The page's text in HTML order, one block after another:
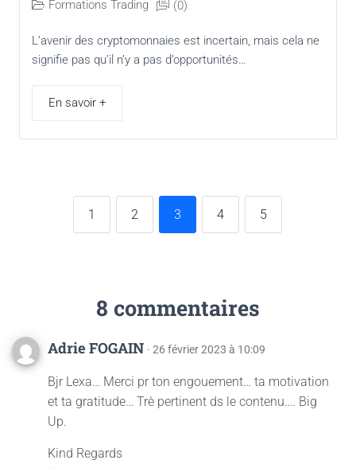
Formations Trading (0)
L’avenir des cryptomonnaies est incertain, mais cela ne
signifie pas qu’il n’y a pas d’opportunités…
En savoir +
1 2 3 4 5
8 commentaires
Adrie FOGAIN · 26 février 2023 à 10:09
Bjr Lexa… Merci pr ton engouement… ta motivation
et ta gratitude… Trè pertinent ds le contenu…. Big
Up.
Kind Regards